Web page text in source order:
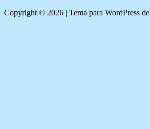
Copyright © 2026 | Tema para WordPress de